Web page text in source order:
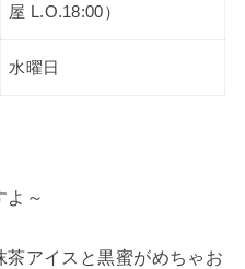
屋 L.O.18:00）
水曜日
よ～
アイスと黒蜜がめちゃお